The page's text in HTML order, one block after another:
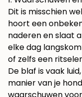
Dit is misschien
hoort een
naderen en slaat
elke dag
of zelfs een
De blaf is vaak
manier van je